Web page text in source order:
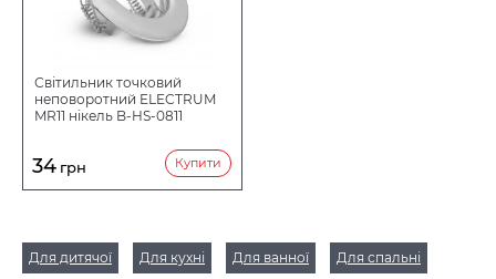
Світильник точковий
неповоротний ELECTRUM
MR11 нікель B-HS-0811
34 грн Купити
Для дитячої Для кухні Для ванної Для спальні